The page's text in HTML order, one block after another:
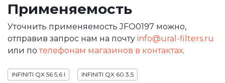
Применяемость
Уточнить применяемость JFO0197 можно,
отправив запрос нам на почту info@ural-filters.ru
или потелефонам магазинов в контактах.
INFINITI QX 56 5,6 I INFINITI QX 60 3,5